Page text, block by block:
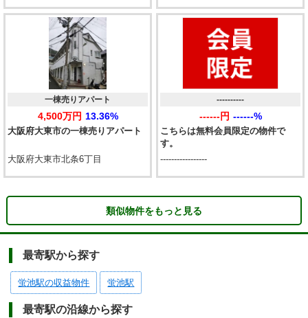
大阪府大東市の一棟売りアパート
一棟売りアパート
4,500万円 13.36%
大阪府大東市北条6丁目
こちらは無料会員限定の物件で
す。
----------
------円 ------%
-----------------
類似物件をもっと見る
最寄駅から探す
蛍池駅の収益物件 蛍池駅
最寄駅の沿線から探す